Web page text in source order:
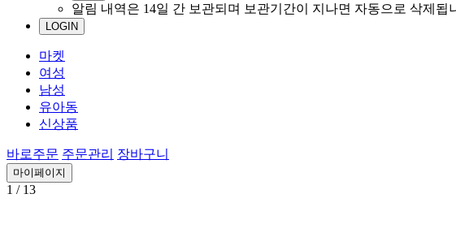
알림 내역은 14일 간 보관되며 보관기간이 지나면 자동으로 삭제됩
LOGIN
마켓
여성
남성
유아동
신상품
바로주문 주문관리 장바구니
마이페이지
1 / 13